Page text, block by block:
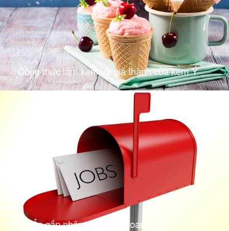
Công thức làm kem và giá thành của kem Ý
Tuyển gấp nhân viên kinh doanh